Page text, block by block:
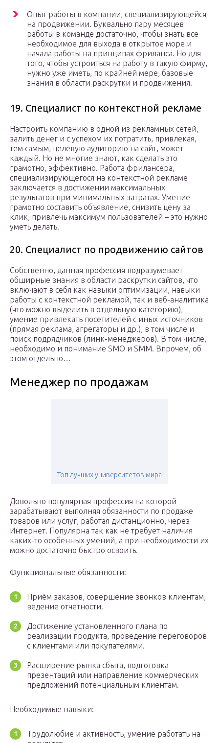
Опыт работы в компании, специализирующейся
на продвижении. Буквально пару месяцев
работы в команде достаточно, чтобы знать все
необходимое для выхода в открытое море и
начала работы на принципах фриланса. Но для
того, чтобы устроиться на работу в такую фирму,
нужно уже иметь, по крайней мере, базовые
знания в области раскрутки и продвижения.
19. Специалист по контекстной рекламе
Настроить компанию в одной из рекламных сетей,
залить денег и с успехом их потратить, привлекая,
тем самым, целевую аудиторию на сайт, может
каждый. Но не многие знают, как сделать это
грамотно, эффективно. Работа фрилансера,
специализирующегося на контекстной рекламе
заключается в достижении максимальных
результатов при минимальных затратах. Умение
грамотно составить объявление, снизить цену за
клик, привлечь максимум пользователей – это нужно
уметь делать.
20. Специалист по продвижению сайтов
Собственно, данная профессия подразумевает
обширные знания в области раскрутки сайтов, что
включают в себя как навыки оптимизации, навыки
работы с контекстной рекламой, так и веб-аналитика
(что можно выделить в отдельную категорию),
умение привлекать посетителей с иных источников
(прямая реклама, агрегаторы и др.), в том числе и
поиск подрядчиков (линк-менеджеров). В том числе,
необходимо и понимание SMO и SMM. Впрочем, об
этом отдельно…
Менеджер по продажам
Топ лучших университетов мира
Довольно популярная профессия на которой
зарабатывают выполняя обязанности по продаже
товаров или услуг, работая дистанционно, через
Интернет. Популярна так как не требует наличия
каких-то особенных умений, а при необходимости их
можно достаточно быстро освоить.
Функциональные обязанности:
Приём заказов, совершение звонков клиентам,
ведение отчетности.
Достижение установленного плана по
реализации продукта, проведение переговоров
с клиентами или покупателями.
Расширение рынка сбыта, подготовка
презентаций или направление коммерческих
предложений потенциальным клиентам.
Необходимые навыки:
Трудолюбие и активность, умение работать на